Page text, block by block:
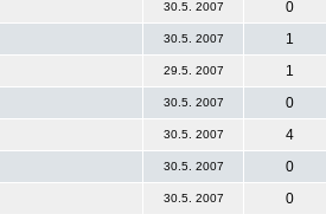
30.5. 2007
0
30.5. 2007
1
29.5. 2007
1
30.5. 2007
0
30.5. 2007
4
30.5. 2007
0
30.5. 2007
0